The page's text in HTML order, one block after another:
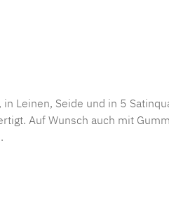
Leinen, Seide und in 5
Auf Wunsch auch mit